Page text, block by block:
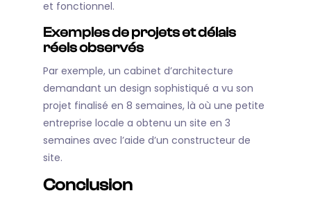
et fonctionnel.
Exemples de projets et délais
réels observés
Par exemple, un cabinet d’architecture
demandant un design sophistiqué a vu son
projet finalisé en 8 semaines, là où une petite
entreprise locale a obtenu un site en 3
semaines avec l’aide d’un constructeur de
site.
Conclusion